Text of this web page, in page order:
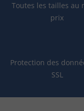
Toutes les tailles au
prix
Protection des
SSL